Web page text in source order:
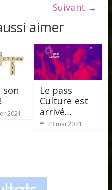
Suivant →
aimer
son
2021
Le pass
Culture est
arrivé…
23 mai 2021